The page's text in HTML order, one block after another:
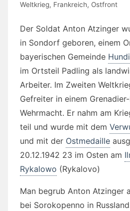
Weltkrieg, Frankreich, Ostfront
Der Soldat Anton Atzinger
in Sondorf geboren, einem
bayerischen Gemeinde
im Ortsteil Padling als
Arbeiter. Im Zweiten
Gefreiter in einem
Wehrmacht. Er nahm am
teil und wurde mit dem
und mit der Ostmedaille
20.12.1942 23 im Osten am
Rykalowo (Rykalovo)
Man begrub Anton Atzinger
bei Sorokopenno in